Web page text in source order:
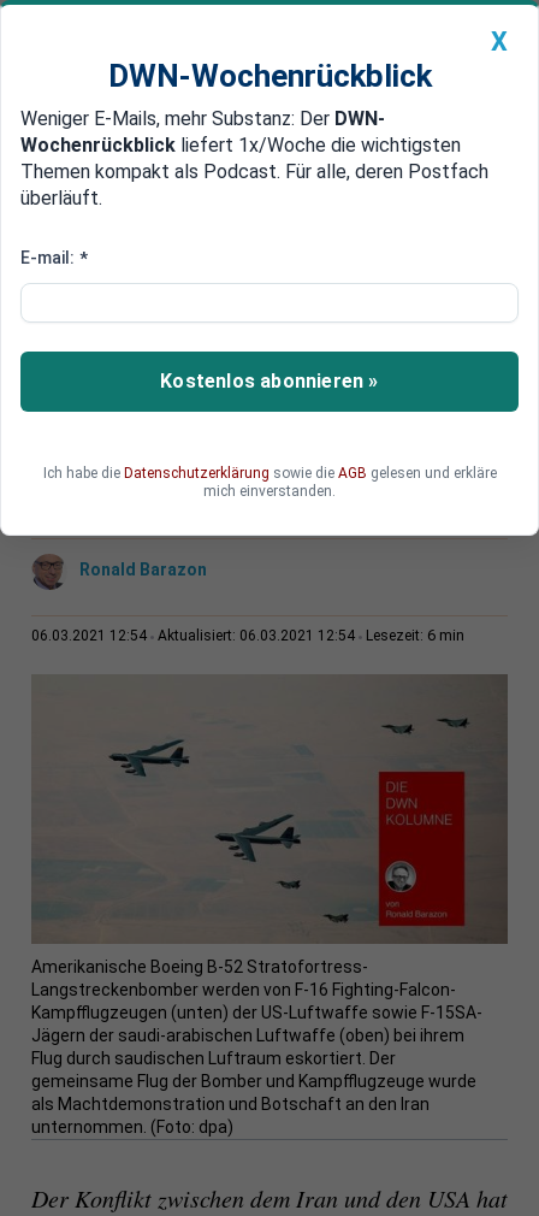
Newsticker MEIN DWN: Geldanlage Premium
Edelmetalle DWN-Magazin China
Iran und USA stehen kurz vorm
Russland die Gelegenheit nutzen
und Nachbarländer annektieren?
Ronald Barazon
06.03.2021 12:54 Aktualisiert: 06.03.2021 12:54 Lesezeit: 6 min
Amerikanische Boeing B-52 Stratofortress-
Langstreckenbomber werden von F-16 Fighting-Falcon-
Kampfflugzeugen (unten) der US-Luftwaffe sowie F-15SA-
Jägern der saudi-arabischen Luftwaffe (oben) bei ihrem
Flug durch saudischen Luftraum eskortiert. Der
gemeinsame Flug der Bomber und Kampfflugzeuge wurde
als Machtdemonstration und Botschaft an den Iran
unternommen. (Foto: dpa)
Der Konflikt zwischen dem Iran und den USA hat
X
DWN-Wochenrückblick
Weniger E-Mails, mehr Substanz: Der DWN-
Wochenrückblick liefert 1x/Woche die wichtigsten
Themen kompakt als Podcast. Für alle, deren Postfach
überläuft.
E-mail: *
Kostenlos abonnieren »
Ich habe die Datenschutzerklärung sowie die AGB gelesen und erkläre
mich einverstanden.